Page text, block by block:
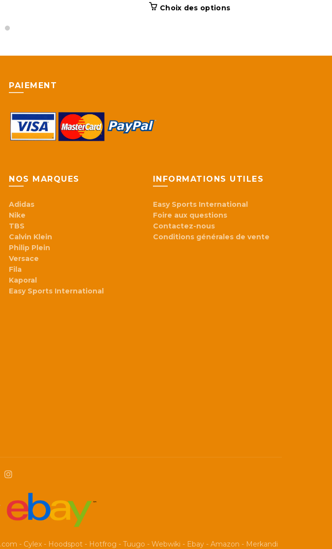
Choix des optionsCe
PAIEMENT
NOS MARQUES
Adidas
Nike
TBS
Calvin Klein
Philip Plein
Versace
Fila
Kaporal
Easy Sports International
INFORMATIONS UTILES
Easy Sports International
Foire aux questions
Contactez-nous
Conditions générales de vente
- Cylex- Hoodspot- Hotfrog - Tuugo - Webwiki - Ebay- Amazon - Merkandi